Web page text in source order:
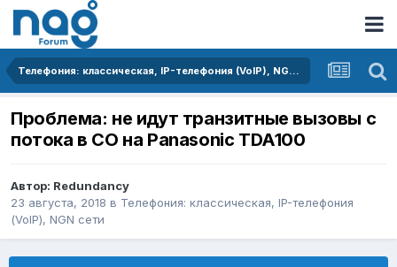
Телефония: классическая, IP-телефония (VoIP), NGN сети
Проблема: не идут транзитные вызовы с
потока в СО на Panasonic TDA100
Автор: Redundancy
23 августа, 2018 в Телефония: классическая, IP-телефония
(VoIP), NGN сети